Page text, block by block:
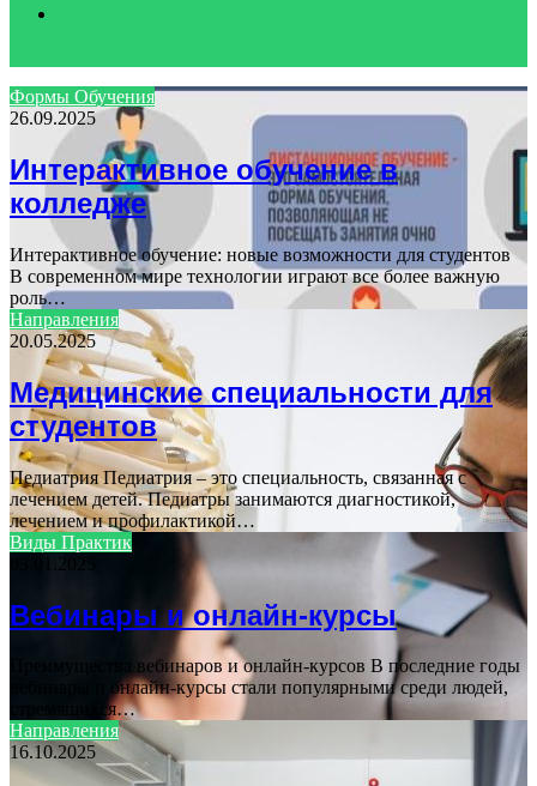
for
Формы Обучения
26.09.2025
Интерактивное обучение в
колледже
Интерактивное обучение: новые возможности для студентов
В современном мире технологии играют все более важную
роль…
Направления
20.05.2025
Медицинские специальности для
студентов
Педиатрия Педиатрия – это специальность, связанная с
лечением детей. Педиатры занимаются диагностикой,
лечением и профилактикой…
Виды Практик
03.01.2025
Вебинары и онлайн-курсы
Преимущества вебинаров и онлайн-курсов В последние годы
вебинары и онлайн-курсы стали популярными среди людей,
стремящихся…
Направления
16.10.2025